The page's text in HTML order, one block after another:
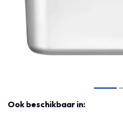
Ook beschikbaar in: